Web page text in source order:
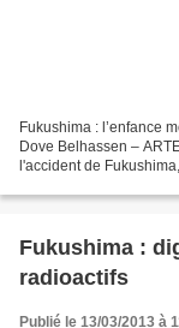
Fukushima : l’enfance
Dove Belhassen –
l'accident de
Fukushima :
radioactifs
Publié le 13/03/2013 à